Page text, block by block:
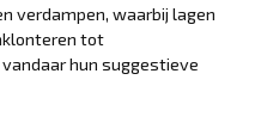
verdampen, waarbij lagen
tot
hun suggestieve